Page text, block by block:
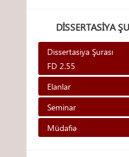
DISSERTASIYA
Dissertasiya Şurası
FD 2.55
Elanlar
Seminar
Müdafiə